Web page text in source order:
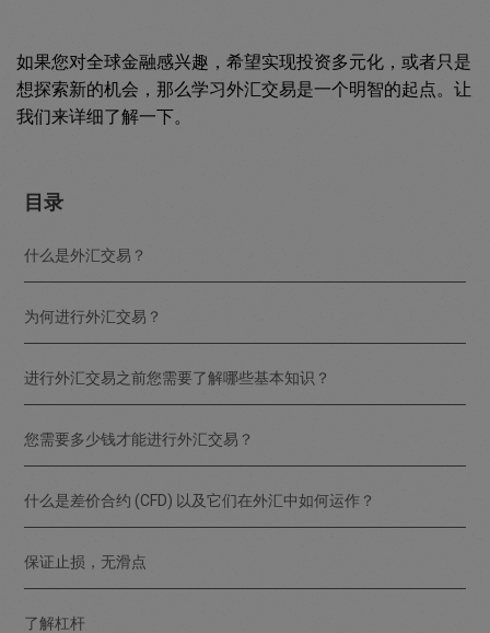
如果您对全球金融感兴趣，希望实现投资多元化，或者只是
想探索新的机会，那么学习外汇交易是一个明智的起点。让
我们来详细了解一下。
目录
什么是外汇交易？
为何进行外汇交易？
进行外汇交易之前您需要了解哪些基本知识？
您需要多少钱才能进行外汇交易？
什么是差价合约 (CFD) 以及它们在外汇中如何运作？
保证止损，无滑点
了解杠杆